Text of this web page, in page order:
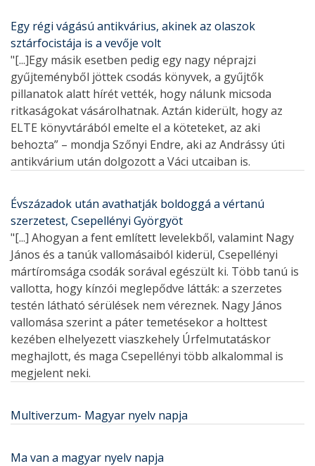
Egy régi vágású antikvárius, akinek az olaszok
sztárfocistája is a vevője volt
"[...]Egy másik esetben pedig egy nagy néprajzi
gyűjteményből jöttek csodás könyvek, a gyűjtők
pillanatok alatt hírét vették, hogy nálunk micsoda
ritkaságokat vásárolhatnak. Aztán kiderült, hogy az
ELTE könyvtárából emelte el a köteteket, az aki
behozta” – mondja Szőnyi Endre, aki az Andrássy úti
antikvárium után dolgozott a Váci utcaiban is.
Évszázadok után avathatják boldoggá a vértanú
szerzetest, Csepellényi Györgyöt
"[...] Ahogyan a fent említett levelekből, valamint Nagy
János és a tanúk vallomásaiból kiderül, Csepellényi
mártíromsága csodák sorával egészült ki. Több tanú is
vallotta, hogy kínzói meglepődve látták: a szerzetes
testén látható sérülések nem véreznek. Nagy János
vallomása szerint a páter temetésekor a holttest
kezében elhelyezett viaszkehely Úrfelmutatáskor
meghajlott, és maga Csepellényi több alkalommal is
megjelent neki.
Multiverzum- Magyar nyelv napja
Ma van a magyar nyelv napja